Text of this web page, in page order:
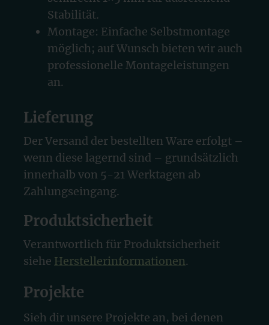
Stabilität.
Montage: Einfache Selbstmontage
möglich; auf Wunsch bieten wir auch
professionelle Montageleistungen
an.
Lieferung
Der Versand der bestellten Ware erfolgt –
wenn diese lagernd sind – grundsätzlich
innerhalb von 5-21 Werktagen ab
Zahlungseingang.
Produktsicherheit
Verantwortlich für Produktsicherheit
siehe Herstellerinformationen.
Projekte
Sieh dir unsere Projekte an, bei denen